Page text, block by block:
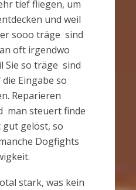
tief fliegen, um
und weil
sooo träge sind
oft irgendwo
Sie so träge sind
die Eingabe so
Reparieren
man steuert finde
gut gelöst, so
Dogfights
stark, was kein